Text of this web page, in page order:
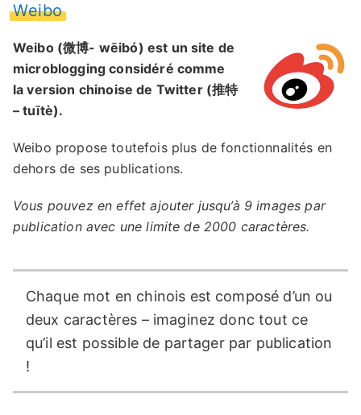
Weibo
Weibo (微博- wēibó) est un site de
microblogging considéré comme
la version chinoise de Twitter (推特
– tuītè).
Weibo propose toutefois plus de fonctionnalités en
dehors de ses publications.
Vous pouvez en effet ajouter jusqu’à 9 images par
publication avec une limite de 2000 caractères.
Chaque mot en chinois est composé d’un ou
deux caractères – imaginez donc tout ce
qu’il est possible de partager par publication
!